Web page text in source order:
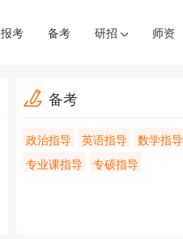
报考 备考 研招 师资
备考
政治指导 英语指导
数学指导
专业课指导
专硕指导